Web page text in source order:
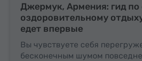
Джермук, Армения: гид по
оздоровительному
едет впервые
Вы чувствуете себя
бесконечным шумом